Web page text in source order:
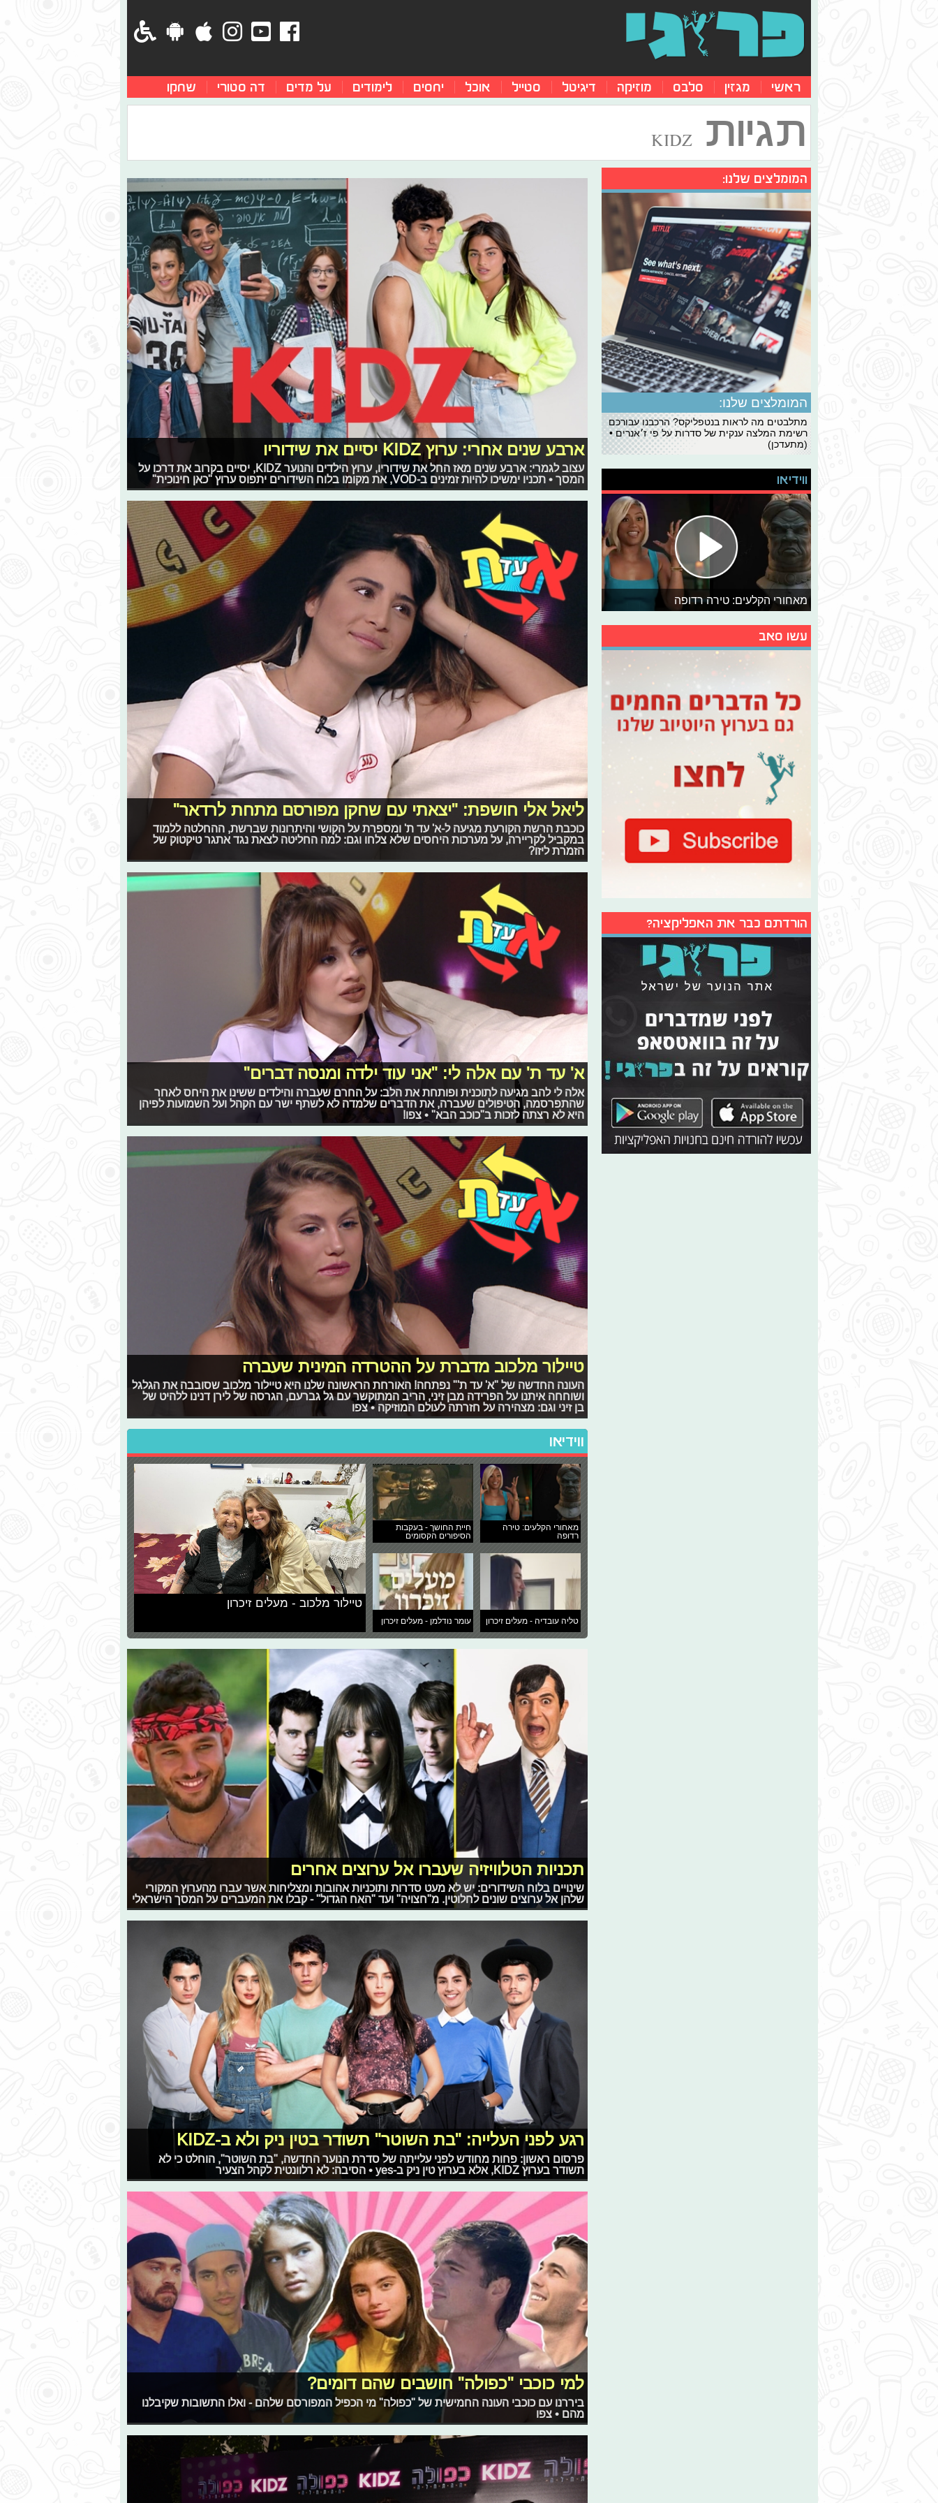
ראשי מגזין סלבס מוזיקה דיגיטל סטייל אוכל יחסים לימודים על מדים דה סטורי שחקו
תגיות KIDZ
ארבע שנים אחרי: ערוץ KIDZ יסיים את שידוריו
עצוב לגמרי: ארבע שנים מאז החל את שידוריו, ערוץ הילדים והנוער KIDZ, יסיים בקרוב את דרכו על
המסך • תכניו ימשיכו להיות זמינים ב-VOD, את מקומו בלוח השידורים יתפוס ערוץ "כאן חינוכית"
ליאל אלי חושפת: "יצאתי עם שחקן מפורסם מתחת לרדאר"
כוכבת הרשת הקורעת מגיעה ל-א' עד ת' ומספרת על הקושי והיתרונות שברשת, ההחלטה ללמוד
במקביל לקריירה, על מערכות היחסים שלא צלחו וגם: למה החליטה לצאת נגד אתגר טיקטוק של
הזמרת ליזו?
א' עד ת' עם אלה לי: "אני עוד ילדה ומנסה דברים"
אלה לי להב מגיעה לתוכנית ופותחת את הלב: על החרם שעברה והילדים ששינו את היחס לאחר
שהתפרסמה, הטיפולים שעברה, את הדברים שלמדה לא לשתף ישר עם הקהל ועל השמועות לפיהן
היא לא רצתה לזכות ב"כוכב הבא" • צפו!
טיילור מלכוב מדברת על ההטרדה המינית שעברה
העונה החדשה של "א' עד ת'" נפתחה! האורחת הראשונה שלנו היא טיילור מלכוב שסובבה את הגלגל
ושוחחה איתנו על הפרידה מבן זיני, הריב המתוקשר עם גל גברעם, הגרסה של לירן דנינו ללהיט של
בן זיני וגם: מצהירה על חזרתה לעולם המוזיקה • צפו
ווידיאו
מאחורי הקלעים: טירה
רדופה
חיית החושך - בעקבות
הסיפורים הקסומים
טליה עובדיה - מעלים זיכרון עומר נודלמן - מעלים זיכרון
טיילור מלכוב - מעלים זיכרון
תכניות הטלוויזיה שעברו אל ערוצים אחרים
שינויים בלוח השידורים: יש לא מעט סדרות ותוכניות אהובות ומצליחות אשר עברו מהערוץ המקורי
שלהן אל ערוצים שונים לחלוטין. מ"חצויה" ועד "האח הגדול" - קבלו את המעברים על המסך הישראלי
רגע לפני העלייה: "בת השוטר" תשודר בטין ניק ולא ב-KIDZ
פרסום ראשון: פחות מחודש לפני עלייתה של סדרת הנוער החדשה, "בת השוטר", הוחלט כי לא
תשודר בערוץ KIDZ, אלא בערוץ טין ניק ב-yes • הסיבה: לא רלוונטית לקהל הצעיר
למי כוכבי "כפולה" חושבים שהם דומים?
ביררנו עם כוכבי העונה החמישית של "כפולה" מי הכפיל המפורסם שלהם - ואלו התשובות שקיבלנו
מהם • צפו
המומלצים שלנו:
המומלצים שלנו:
מתלבטים מה לראות בנטפליקס? הרכבנו עבורכם
רשימת המלצה ענקית של סדרות על פי ז׳אנרים •
(מתעדכן)
ווידיאו
מאחורי הקלעים: טירה רדופה
עשו סאב
הורדתם כבר את האפליקציה?